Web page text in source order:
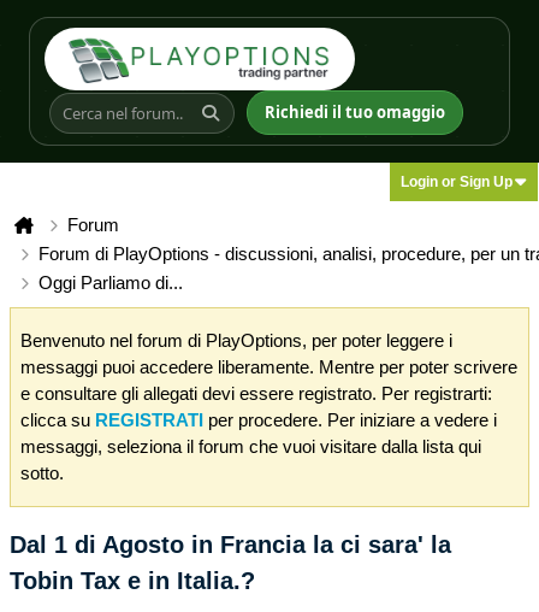
Richiedi il tuo omaggio
Login or Sign Up
Forum
Forum di PlayOptions - discussioni, analisi, procedure, per un
Oggi Parliamo di...
Benvenuto nel forum di PlayOptions, per poter leggere i
messaggi puoi accedere liberamente. Mentre per poter scrivere
e consultare gli allegati devi essere registrato. Per registrarti:
clicca su REGISTRATI per procedere. Per iniziare a vedere i
messaggi, seleziona il forum che vuoi visitare dalla lista qui
sotto.
Dal 1 di Agosto in Francia la ci sara' la
Tobin Tax e in Italia.?